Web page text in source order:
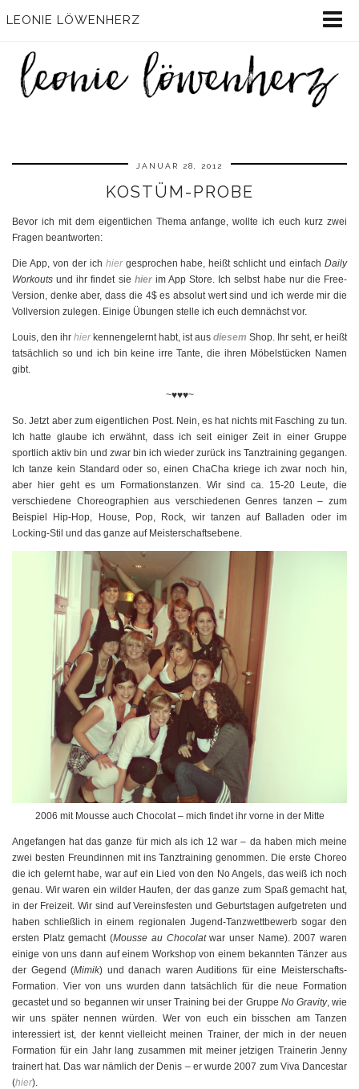
LEONIE LÖWENHERZ
JANUAR 28, 2012
KOSTÜM-PROBE
Bevor ich mit dem eigentlichen Thema anfange, wollte ich euch kurz zwei
Fragen beantworten:
Die App, von der ich hier gesprochen habe, heißt schlicht und einfachDaily
Workouts und ihr findet sie hier im App Store. Ich selbst habe nur die Free-
Version, denke aber, dass die 4$ es absolut wert sind und ich werde mir die
Vollversion zulegen. Einige Übungen stelle ich euch demnächst vor.
Louis, den ihr hier kennengelernt habt, ist aus diesem Shop. Ihr seht, er heißt
tatsächlich so und ich bin keine irre Tante, die ihren Möbelstücken Namen
gibt.
~♥♥♥~
So. Jetzt aber zum eigentlichen Post. Nein, es hat nichts mit Fasching zu tun.
Ich hatte glaube ich erwähnt, dass ich seit einiger Zeit in einer Gruppe
sportlich aktiv bin und zwar bin ich wieder zurück ins Tanztraining gegangen.
Ich tanze kein Standard oder so, einen ChaCha kriege ich zwar noch hin,
aber hier geht es um Formationstanzen. Wir sind ca. 15-20 Leute, die
verschiedene Choreographien aus verschiedenen Genres tanzen – zum
Beispiel Hip-Hop, House, Pop, Rock, wir tanzen auf Balladen oder im
Locking-Stil und das ganze auf Meisterschaftsebene.
2006 mit Mousse auch Chocolat – mich findet ihr vorne in der Mitte
Angefangen hat das ganze für mich als ich 12 war – da haben mich meine
zwei besten Freundinnen mit ins Tanztraining genommen. Die erste Choreo
die ich gelernt habe, war auf ein Lied von den No Angels, das weiß ich noch
genau. Wir waren ein wilder Haufen, der das ganze zum Spaß gemacht hat,
in der Freizeit. Wir sind auf Vereinsfesten und Geburtstagen aufgetreten und
haben schließlich in einem regionalen Jugend-Tanzwettbewerb sogar den
ersten Platz gemacht (Mousse au Chocolatwar unser Name). 2007 waren
einige von uns dann auf einem Workshop von einem bekannten Tänzer aus
der Gegend (Mimik) und danach waren Auditions für eine Meisterschafts-
Formation. Vier von uns wurden dann tatsächlich für die neue Formation
gecastet und so begannen wir unser Training bei der Gruppe No Gravity, wie
wir uns später nennen würden. Wer von euch ein bisschen am Tanzen
interessiert ist, der kennt vielleicht meinen Trainer, der mich in der neuen
Formation für ein Jahr lang zusammen mit meiner jetzigen Trainerin Jenny
trainert hat. Das war nämlich der Denis – er wurde 2007 zum Viva Dancestar
(hier).